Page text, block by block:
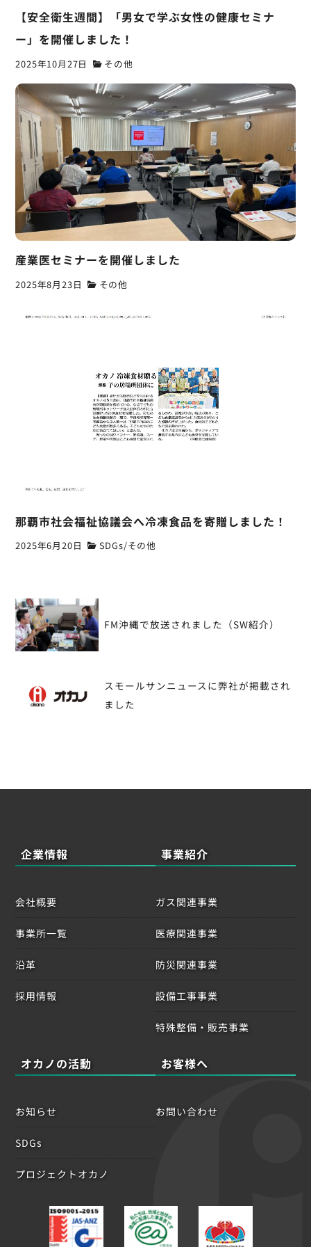
【安全衛生週間】「男女で学ぶ女性の健康セミナ
ー」を開催しました！
2025年10月27日 その他
産業医セミナーを開催しました
2025年8月23日 その他
那覇市社会福祉協議会へ冷凍食品を寄贈しました！
2025年6月20日 SDGs/その他
投
稿
ナ
ョ
FM沖縄で放送されました（SW紹介）
スモールサンニュースに弊社が掲載され
ました
企業情報
会社概要
事業所一覧
沿革
採用情報
事業紹介
ガス関連事業
医療関連事業
防災関連事業
設備工事事業
特殊整備・販売事業
オカノの活動
お知らせ
SDGs
プロジェクトオカノ
お客様へ
お問い合わせ